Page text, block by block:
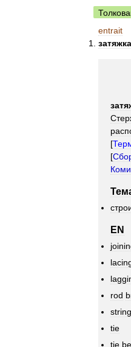
entrait
затяжка
[
[
EN
rod
string
tie
tie